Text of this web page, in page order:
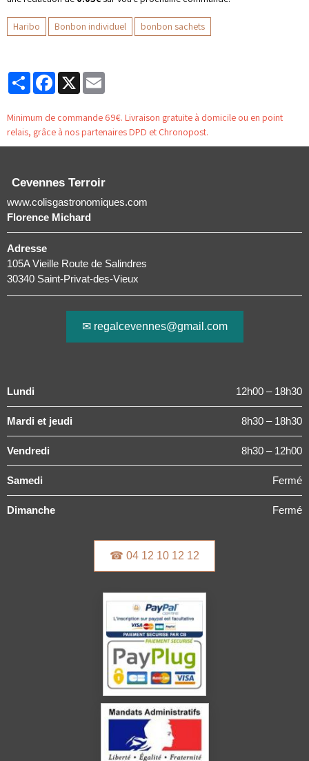
Haribo Bonbon individuel bonbon sachets
PartagerFacebook
X
Minimum de commande 69€. Livraison gratuite à domicile ou en point
relais, grâce à nos partenaires DPD et Chronopost.
Cevennes Terroir
www.colisgastronomiques.com
Florence Michard
Adresse
105A Vieille Route de Salindres
30340 Saint-Privat-des-Vieux
✉ regalcevennes@gmail.com
Lundi 12h00 – 18h30
Mardi et jeudi 8h30 – 18h30
Vendredi 8h30 – 12h00
Samedi Fermé
Dimanche Fermé
☎ 04 12 10 12 12